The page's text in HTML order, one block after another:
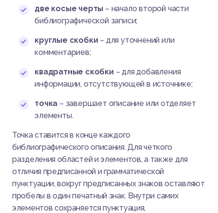
две косые черты – начало второй части
библиографической записи;
круглые скобки – для уточнений или
комментариев;
квадратные скобки – для добавления
информации, отсутствующей в источнике;
точка – завершает описание или отделяет
элементы.
Точка ставится в конце каждого
библиографического описания. Для четкого
разделения областей и элементов, а также для
отличия предписанной и грамматической
пунктуации, вокруг предписанных знаков оставляют
пробелы в один печатный знак. Внутри самих
элементов сохраняется пунктуация,